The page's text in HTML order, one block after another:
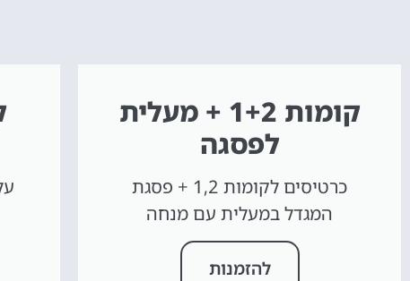
קומות 1+2 + מעלית
לפסגה
כרטיסים לקומות 1,2 + פסגת
המגדל במעלית עם מנחה
להזמנות